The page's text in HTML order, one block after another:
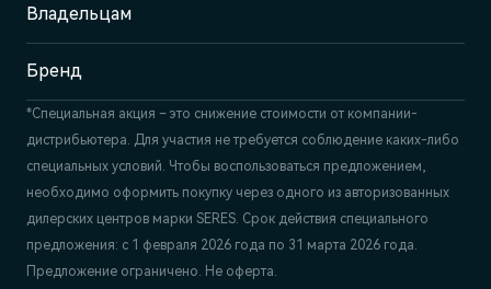
Сервис
+7 (843) 558-22-74
Владельцам
Бренд
*Специальная акция – это снижение стоимости от компании-
дистрибьютера. Для участия не требуется соблюдение каких-либо
специальных условий. Чтобы воспользоваться предложением,
необходимо оформить покупку через одного из авторизованных
дилерских центров марки SERES. Срок действия специального
предложения: с 1 февраля 2026 года по 31 марта 2026 года.
Предложение ограничено. Не оферта.